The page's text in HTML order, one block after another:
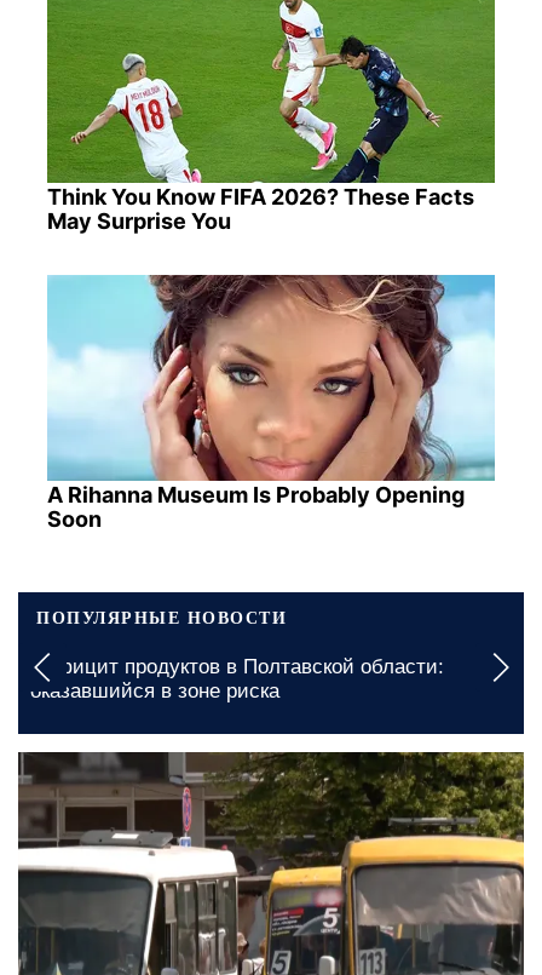
Think You Know FIFA 2026? These Facts
May Surprise You
A Rihanna Museum Is Probably Opening
Soon
ПОПУЛЯРНЫЕ НОВОСТИ
Дефицит продуктов в Полтавской области:
оказавшийся в зоне риска
вчера, 23:00